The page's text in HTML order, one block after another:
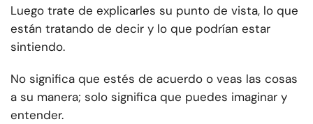
Luego trate de explicarles su punto de vista, lo que
están tratando de decir y lo que podrían estar
sintiendo.
No significa que estés de acuerdo o veas las cosas
a su manera; solo significa que puedes imaginar y
entender.